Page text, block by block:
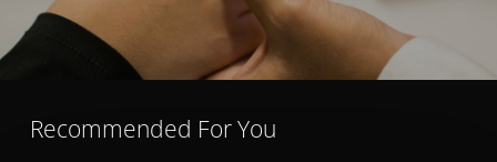
Recommended For You